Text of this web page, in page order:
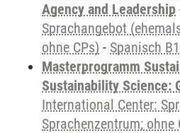
Agency and Leadership
Sprachangebot
ohne CPs) - Spanisch
Masterprogramm
Sustainability Science:
International Center:
Sprachenzentrum; ohne